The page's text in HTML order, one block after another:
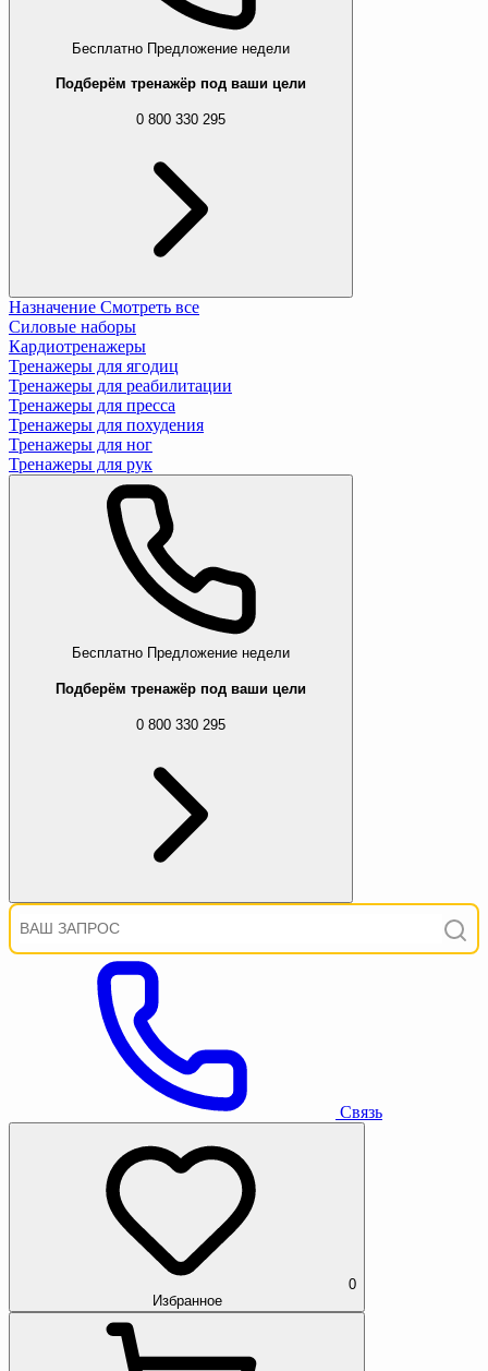
Бесплатно Предложение недели
Подберём тренажёр под ваши цели
0 800 330 295
Назначение Смотреть все
Силовые наборы
Кардиотренажеры
Тренажеры для ягодиц
Тренажеры для реабилитации
Тренажеры для пресса
Тренажеры для похудения
Тренажеры для ног
Тренажеры для рук
Бесплатно Предложение недели
Подберём тренажёр под ваши цели
0 800 330 295
Связь
0
Избранное